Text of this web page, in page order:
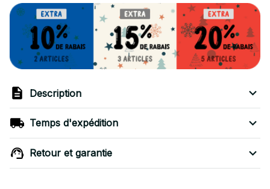
Description
Temps d'expédition
Retour et garantie